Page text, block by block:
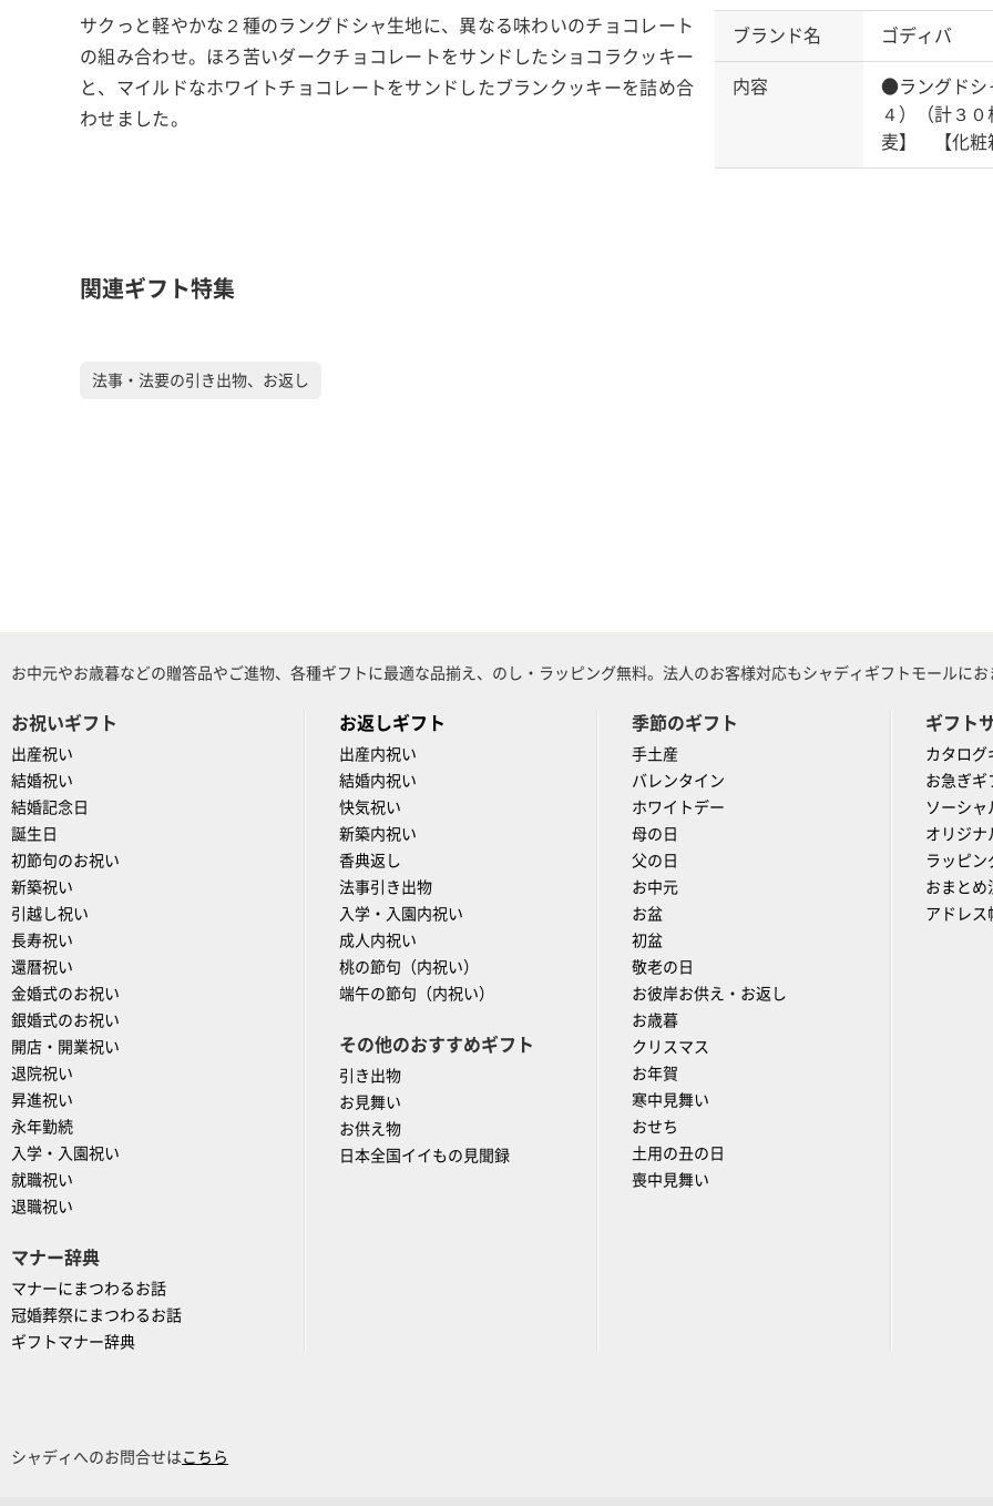
サクっと軽やかな２種のラングドシャ生地に、異なる味わいのチョコレート
の組み合わせ。ほろ苦いダークチョコレートをサンドしたショコラクッキー
と、マイルドなホワイトチョコレートをサンドしたブランクッキーを詰め合
わせました。
ブランド名 ゴディバ
内容
●ラングドシ
４）（計３
麦】 【化粧
関連ギフト特集
法事・法要の引き出物、お返し
お中元やお歳暮などの贈答品やご進物、各種ギフトに最適な品揃え、のし・ラッピング無料。法人のお客様対応もシャディギフトモールに
お祝いギフト
出産祝い
結婚祝い
結婚記念日
誕生日
初節句のお祝い
新築祝い
引越し祝い
長寿祝い
還暦祝い
金婚式のお祝い
銀婚式のお祝い
開店・開業祝い
退院祝い
昇進祝い
永年勤続
入学・入園祝い
就職祝い
退職祝い
マナー辞典
マナーにまつわるお話
冠婚葬祭にまつわるお話
ギフトマナー辞典
お返しギフト
出産内祝い
結婚内祝い
快気祝い
新築内祝い
香典返し
法事引き出物
入学・入園内祝い
成人内祝い
桃の節句（内祝い）
端午の節句（内祝い）
その他のおすすめギフト
引き出物
お見舞い
お供え物
日本全国イイもの見聞録
季節のギフト
手土産
バレンタイン
ホワイトデー
母の日
父の日
お中元
お盆
初盆
敬老の日
お彼岸お供え・お返し
お歳暮
クリスマス
お年賀
寒中見舞い
おせち
土用の丑の日
喪中見舞い
ギフト
カタログ
お急ぎギ
ソーシャ
オリジナ
ラッピン
おまとめ
アドレス
シャディへのお問合せは こちら